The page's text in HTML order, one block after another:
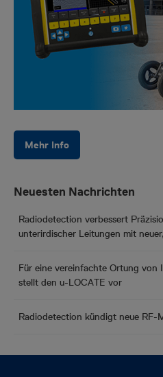
Mehr Info
Neuesten Nachrichten
Radiodetection verbessert
unterirdischer Leitungen mit
Für eine vereinfachte Ortung
stellt den u-LOCATE vor
Radiodetection kündigt neue RF-